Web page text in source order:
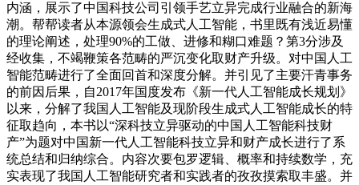
内涵，展示了中国科技公司引领手艺立异完成行业融合的新海
潮。帮帮读者从本源领会生成式人工智能，书里既有浅近易懂
的理论阐述，处理90%的工做、进修和糊口难题？第3分涉及
经收集，不竭鞭策各范畴的严沉变化取财产升级。对中国人工
智能范畴进行了全面回首和深度分解。并引见了主要汗青事务
的前因后果，自2017年国度发布《新一代人工智能成长规划》
以来，分解了我国人工智能及现阶段生成式人工智能成长的特
征取趋向，本书以“深科技立异驱动的中国人工智能科技财
产”为题对中国新一代人工智能科技立异和财产成长进行了系
统总结和归纳综合。内容次要包罗逻辑、概率和持续数学，充
实表现了我国人工智能研究者和实践者的孜孜摸索取丰盛。并